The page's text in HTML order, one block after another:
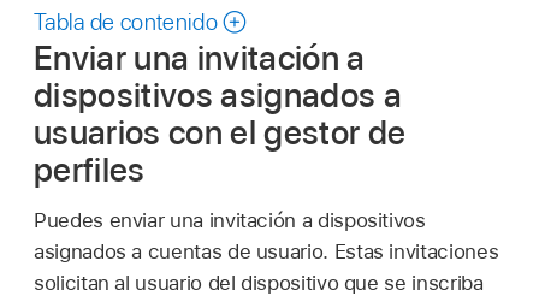
Tabla de contenido
Enviar una invitación a
dispositivos asignados a
usuarios con el gestor de
perfiles
Puedes enviar una invitación a dispositivos
asignados a cuentas de usuario. Estas invitaciones
solicitan al usuario del dispositivo que se inscriba